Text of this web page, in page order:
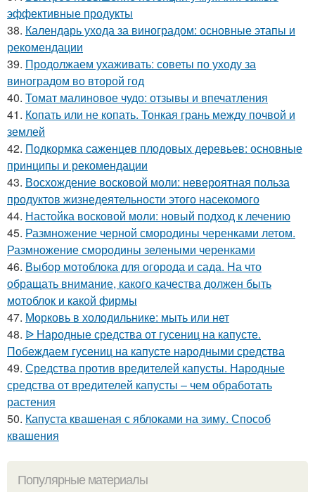
эффективные продукты
38. Календарь ухода за виноградом: основные этапы и
рекомендации
39. Продолжаем ухаживать: советы по уходу за
виноградом во второй год
40. Томат малиновое чудо: отзывы и впечатления
41. Копать или не копать. Тонкая грань между почвой и
землей
42. Подкормка саженцев плодовых деревьев: основные
принципы и рекомендации
43. Восхождение восковой моли: невероятная польза
продуктов жизнедеятельности этого насекомого
44. Настойка восковой моли: новый подход к лечению
45. Размножение черной смородины черенками летом.
Размножение смородины зелеными черенками
46. Выбор мотоблока для огорода и сада. На что
обращать внимание, какого качества должен быть
мотоблок и какой фирмы
47. Морковь в холодильнике: мыть или нет
48. ᐉ Народные средства от гусениц на капусте.
Побеждаем гусениц на капусте народными средства
49. Средства против вредителей капусты. Народные
средства от вредителей капусты – чем обработать
растения
50. Капуста квашеная с яблоками на зиму. Способ
квашения
Популярные материалы